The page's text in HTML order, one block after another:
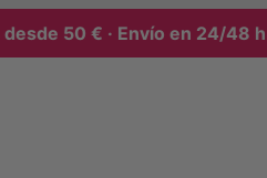
50 € · Envío en 24/48 h